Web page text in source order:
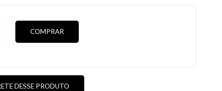
COMPRAR
DESSE PRODUTO